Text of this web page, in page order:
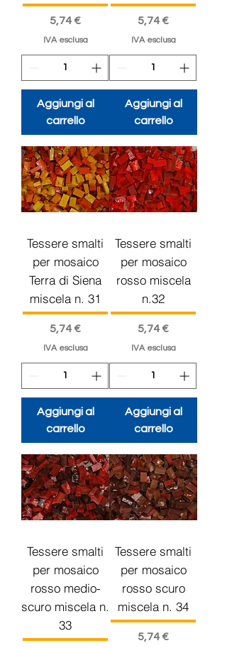
Prezzo
5,74 €
IVA esclusa
Aggiungi al
carrello
Prezzo
5,74 €
IVA esclusa
Aggiungi al
carrello
Tessere smalti
per mosaico
Terra di Siena
miscela n. 31
Prezzo
5,74 €
IVA esclusa
Aggiungi al
carrello
Tessere smalti
per mosaico
rosso miscela
n.32
Prezzo
5,74 €
IVA esclusa
Aggiungi al
carrello
Tessere smalti
per mosaico
rosso medio-
scuro miscela n.
33
Tessere smalti
per mosaico
rosso scuro
miscela n. 34
Prezzo
5,74 €